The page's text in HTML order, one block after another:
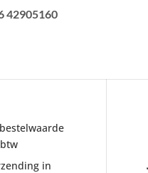
42905160
in